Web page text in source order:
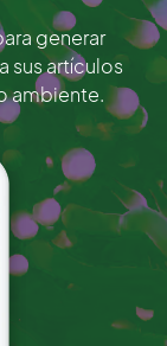
generar
sus artículos
ambiente.